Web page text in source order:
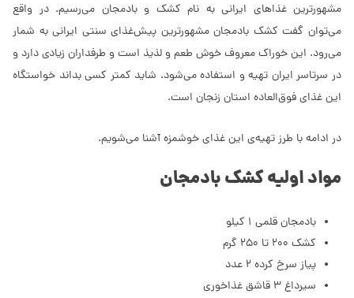
مشهورترین غذاهای ایرانی به نام کشک و بادمجان می‌رسیم. در واقع
می‌توان گفت کشک بادمجان مشهورترین پیش‌‌غذای سنتی ایرانی به شمار
می‌رود. این خوراک معروف خوش طعم و لذیذ است و طرفداران زیادی دارد و
در سرتاسر ایران تهیه و استفاده می‌شود. شاید کمتر کسی بداند خواستگاه
این غذای فوق‌العاده استان زنجان است.
در ادامه با طرز تهیه‌ی این غذای خوشمزه آشنا می‌شویم.
مواد اولیه کشک بادمجان
بادمجان قلمی 1 کیلو
کشک 200 تا 250 گرم
پیاز سرخ کرده 2 عدد
سیرداغ 3 قاشق غذاخوری